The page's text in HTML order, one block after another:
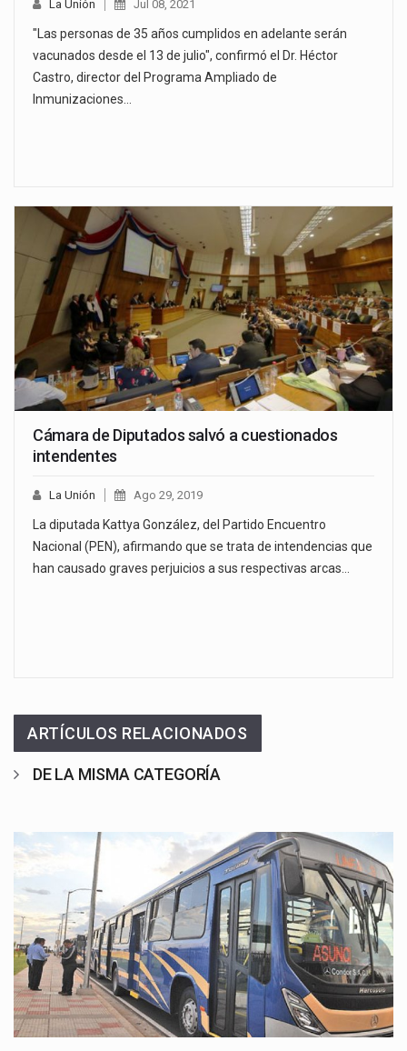
La Unión Jul 08, 2021
"Las personas de 35 años cumplidos en adelante serán
vacunados desde el 13 de julio", confirmó el Dr. Héctor
Castro, director del Programa Ampliado de
Inmunizaciones…
Cámara de Diputados salvó a cuestionados
intendentes
La Unión Ago 29, 2019
La diputada Kattya González, del Partido Encuentro
Nacional (PEN), afirmando que se trata de intendencias que
han causado graves perjuicios a sus respectivas arcas…
ARTÍCULOS RELACIONADOS
DE LA MISMA CATEGORÍA